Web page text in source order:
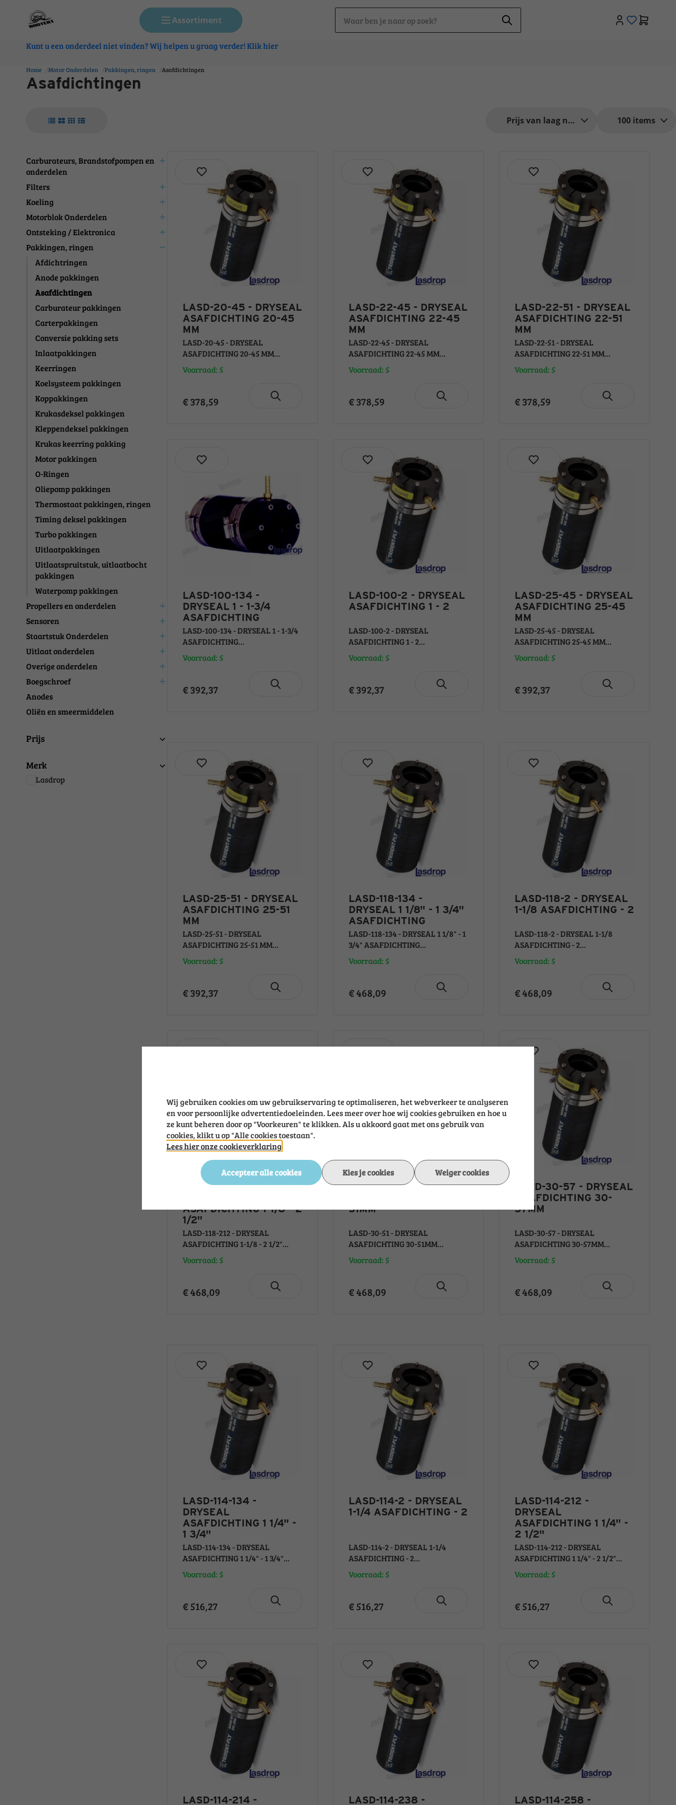
Assortiment
Kunt u een onderdeel niet vinden? Wij helpen u graag verder! Klik hier
Home Motor Onderdelen Pakkingen, ringen Asafdichtingen
Asafdichtingen
Carburateurs, Brandstofpompen en
onderdelen
add
Filters add
Koeling add
Motorblok Onderdelen add
Ontsteking / Elektronica add
Pakkingen, ringen remove
Afdichtringen
Anode pakkingen
Asafdichtingen
Carburateur pakkingen
Carterpakkingen
Conversie pakking sets
Inlaatpakkingen
Keerringen
Koelsysteem pakkingen
Koppakkingen
Krukasdeksel pakkingen
Kleppendeksel pakkingen
Krukas keerring pakking
Motor pakkingen
O-Ringen
Oliepomp pakkingen
Thermostaat pakkingen, ringen
Timing deksel pakkingen
Turbo pakkingen
Uitlaatpakkingen
Uitlaatspruitstuk, uitlaatbocht
pakkingen
Waterpomp pakkingen
Propellers en onderdelen
add
Sensoren add
Staartstuk Onderdelen add
Uitlaat onderdelen add
Overige onderdelen add
Boegschroef add
Anodes
Oliën en smeermiddelen
Prijs
Merk
Lasdrop
LASD-20-45 - DRYSEAL
ASAFDICHTING 20-45
MM
LASD-20-45 - DRYSEAL
ASAFDICHTING 20-45 MM...
Voorraad: 5
€ 378,59
LASD-22-45 - DRYSEAL
ASAFDICHTING 22-45
MM
LASD-22-45 - DRYSEAL
ASAFDICHTING 22-45 MM...
Voorraad: 5
€ 378,59
LASD-22-51 - DRYSEAL
ASAFDICHTING 22-51
MM
LASD-22-51 - DRYSEAL
ASAFDICHTING 22-51 MM...
Voorraad: 5
€ 378,59
LASD-100-134 -
DRYSEAL 1 - 1-3/4
ASAFDICHTING
LASD-100-134 - DRYSEAL 1 - 1-3/4
ASAFDICHTING...
Voorraad: 5
€ 392,37
LASD-100-2 - DRYSEAL
ASAFDICHTING 1 - 2
LASD-100-2 - DRYSEAL
ASAFDICHTING 1 - 2...
Voorraad: 5
€ 392,37
LASD-25-45 - DRYSEAL
ASAFDICHTING 25-45
MM
LASD-25-45 - DRYSEAL
ASAFDICHTING 25-45 MM...
Voorraad: 5
€ 392,37
LASD-25-51 - DRYSEAL
ASAFDICHTING 25-51
MM
LASD-25-51 - DRYSEAL
ASAFDICHTING 25-51 MM...
Voorraad: 5
€ 392,37
LASD-118-134 -
DRYSEAL 1 1/8" - 1 3/4"
ASAFDICHTING
LASD-118-134 - DRYSEAL 1 1/8" - 1
3/4" ASAFDICHTING...
Voorraad: 5
€ 468,09
LASD-118-2 - DRYSEAL
1-1/8 ASAFDICHTING - 2
LASD-118-2 - DRYSEAL 1-1/8
ASAFDICHTING - 2...
Voorraad: 5
€ 468,09
LASD-118-212 -
ASAFDICHTING 1-1/8 - 2
1/2"
LASD-118-212 - DRYSEAL
ASAFDICHTING 1-1/8 - 2 1/2"...
Voorraad: 5
€ 468,09
LASD-30-51 - DRYSEAL
51MM
LASD-30-51 - DRYSEAL
ASAFDICHTING 30-51MM...
Voorraad: 5
€ 468,09
LASD-30-57 - DRYSEAL
ASAFDICHTING 30-
57MM
LASD-30-57 - DRYSEAL
ASAFDICHTING 30-57MM...
Voorraad: 5
€ 468,09
LASD-114-134 -
DRYSEAL
ASAFDICHTING 1 1/4" -
1 3/4"
LASD-114-134 - DRYSEAL
ASAFDICHTING 1 1/4" - 1 3/4"...
Voorraad: 5
€ 516,27
LASD-114-2 - DRYSEAL
1-1/4 ASAFDICHTING - 2
LASD-114-2 - DRYSEAL 1-1/4
ASAFDICHTING - 2...
Voorraad: 5
€ 516,27
LASD-114-212 -
DRYSEAL
ASAFDICHTING 1 1/4" -
2 1/2"
LASD-114-212 - DRYSEAL
ASAFDICHTING 1 1/4" - 2 1/2"...
Voorraad: 5
€ 516,27
LASD-114-214 - LASD-114-238 - LASD-114-258 -
Wij gebruiken cookies om uw gebruikservaring te optimaliseren, het webverkeer te analyseren
en voor persoonlijke advertentiedoeleinden. Lees meer over hoe wij cookies gebruiken en hoe u
ze kunt beheren door op "Voorkeuren" te klikken. Als u akkoord gaat met ons gebruik van
cookies, klikt u op "Alle cookies toestaan".
Lees hier onze cookieverklaring
Accepteer alle cookies Kies je cookies Weiger cookies